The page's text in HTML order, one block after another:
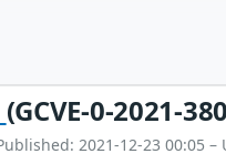
(GCVE-0-2021-
2021-12-23 00:05